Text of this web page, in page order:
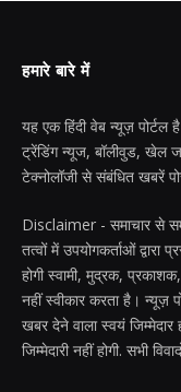
हमारे बारे में
यह एक हिंदी वेब न्यूज़ पोर्टल
ट्रेंडिंग न्यूज, बॉलीवुड, खेल
टेक्नोलॉजी से संबंधित खबरें
Disclaimer - समाचार से
तत्वों में उपयोगकर्ताओं द्वारा
होगी स्वामी, मुद्रक,
नहीं स्वीकार करता है। न्यूज़
खबर देने वाला स्वयं
जिम्मेदारी नहीं होगी. सभी